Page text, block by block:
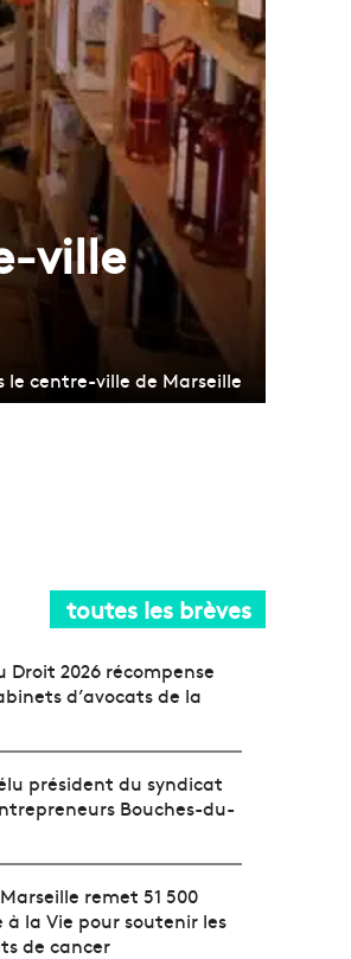
ville
le centre-ville de Marseille
toutes les brèves
Droit 2026 récompense
d’avocats de la
président du syndicat
Bouches-du-
remet 51 500
à la Vie pour soutenir les
de cancer